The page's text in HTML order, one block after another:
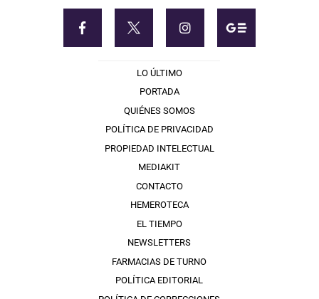
LO ÚLTIMO
PORTADA
QUIÉNES SOMOS
POLÍTICA DE PRIVACIDAD
PROPIEDAD INTELECTUAL
MEDIAKIT
CONTACTO
HEMEROTECA
EL TIEMPO
NEWSLETTERS
FARMACIAS DE TURNO
POLÍTICA EDITORIAL